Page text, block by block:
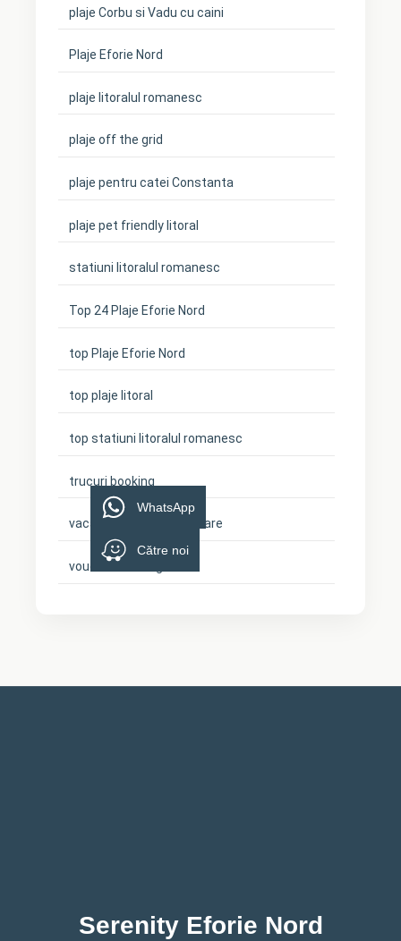
plaje Corbu si Vadu cu caini
Plaje Eforie Nord
plaje litoralul romanesc
plaje off the grid
plaje pentru catei Constanta
plaje pet friendly litoral
statiuni litoralul romanesc
Top 24 Plaje Eforie Nord
top Plaje Eforie Nord
top plaje litoral
top statiuni litoralul romanesc
trucuri booking
vacanta cu cainele la mare
voucher booking
Serenity Eforie Nord
WhatsApp
Către noi